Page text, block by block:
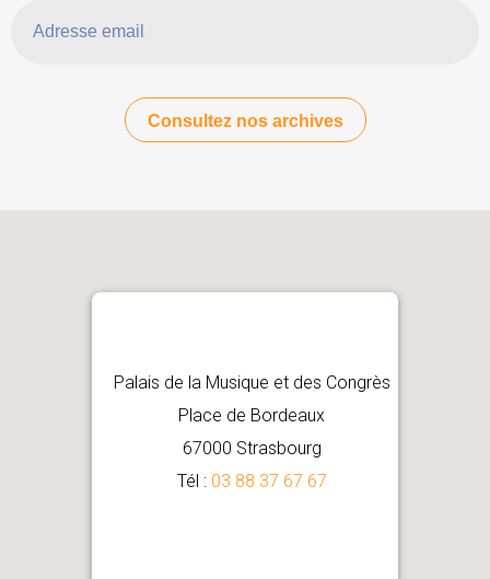
Consultez nos archives
Palais de la Musique et des Congrès
Place de Bordeaux
67000 Strasbourg
Tél : 03 88 37 67 67